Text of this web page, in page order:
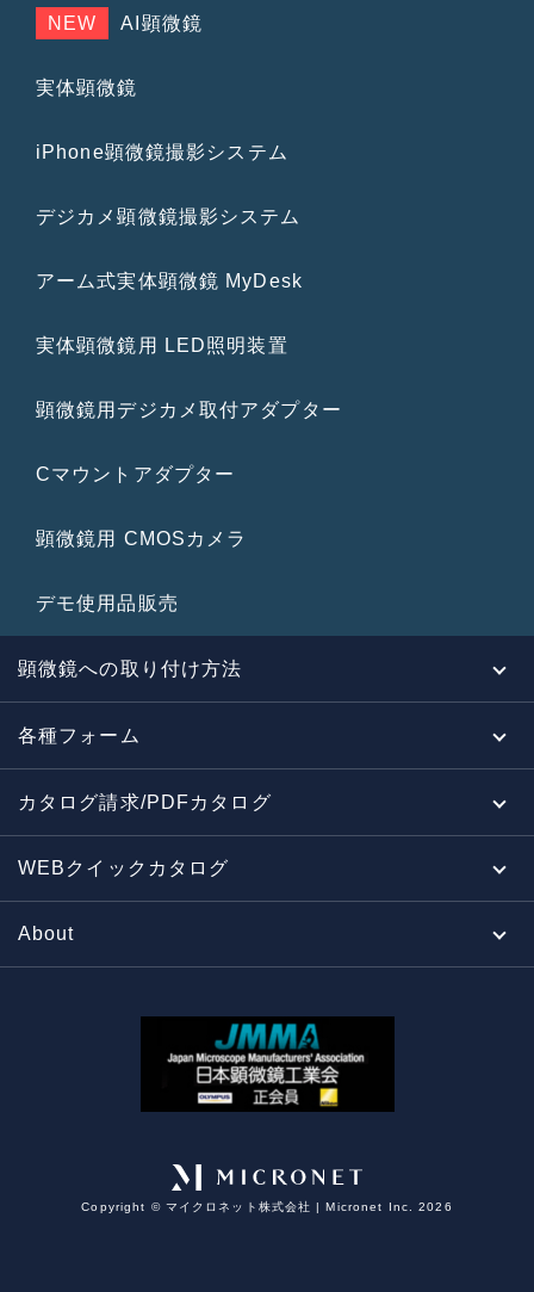
NEW AI顕微鏡
実体顕微鏡
iPhone顕微鏡撮影システム
デジカメ顕微鏡撮影システム
アーム式実体顕微鏡 MyDesk
実体顕微鏡用 LED照明装置
顕微鏡用デジカメ取付アダプター
Cマウントアダプター
顕微鏡用 CMOSカメラ
デモ使用品販売
顕微鏡への取り付け方法
各種フォーム
カタログ請求/PDFカタログ
WEBクイックカタログ
About
Copyright ©︎ マイクロネット株式会社 | Micronet Inc. 2026